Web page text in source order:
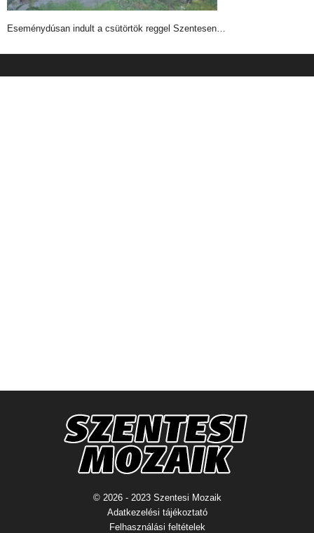
Eseménydúsan indult a csütörtök reggel Szentesen…
© 2026 - 2023 Szentesi Mozaik
Adatkezelési tájékoztató
Felhasználási feltételek